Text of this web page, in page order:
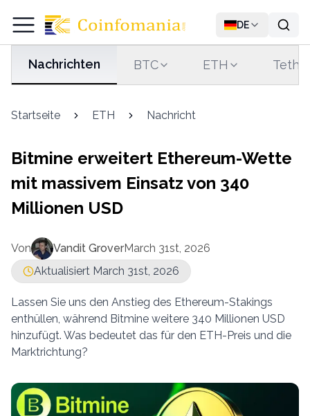
DE
Nachrichten BTC ETH
Startseite ETH Nachricht
Bitmine erweitert Ethereum-Wette
mit massivem Einsatz von 340
Millionen USD
Von Vandit GroverMarch 31st, 2026
Aktualisiert March 31st, 2026
Lassen Sie uns den Anstieg des Ethereum-Stakings
enthüllen, während Bitmine weitere 340 Millionen USD
hinzufügt. Was bedeutet das für den ETH-Preis und die
Marktrichtung?